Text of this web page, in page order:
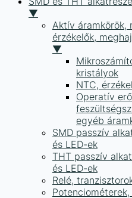
▼
Aktív áramkörök,
érzékelők,
▼
kristályok
NTC,
Operatív
egyéb
SMD passzív
és LED-ek
THT passzív
és LED-ek
Relé,